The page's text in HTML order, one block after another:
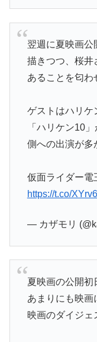
翌週に夏映画公
描きつつ、桜井
あることを匂わ
ゲストはハリケ
「ハリケン10
側への出演が多
仮面ライダー
https://t.co/
— カザモリ
夏映画の公開初
あまりにも映画
映画のダイジェ